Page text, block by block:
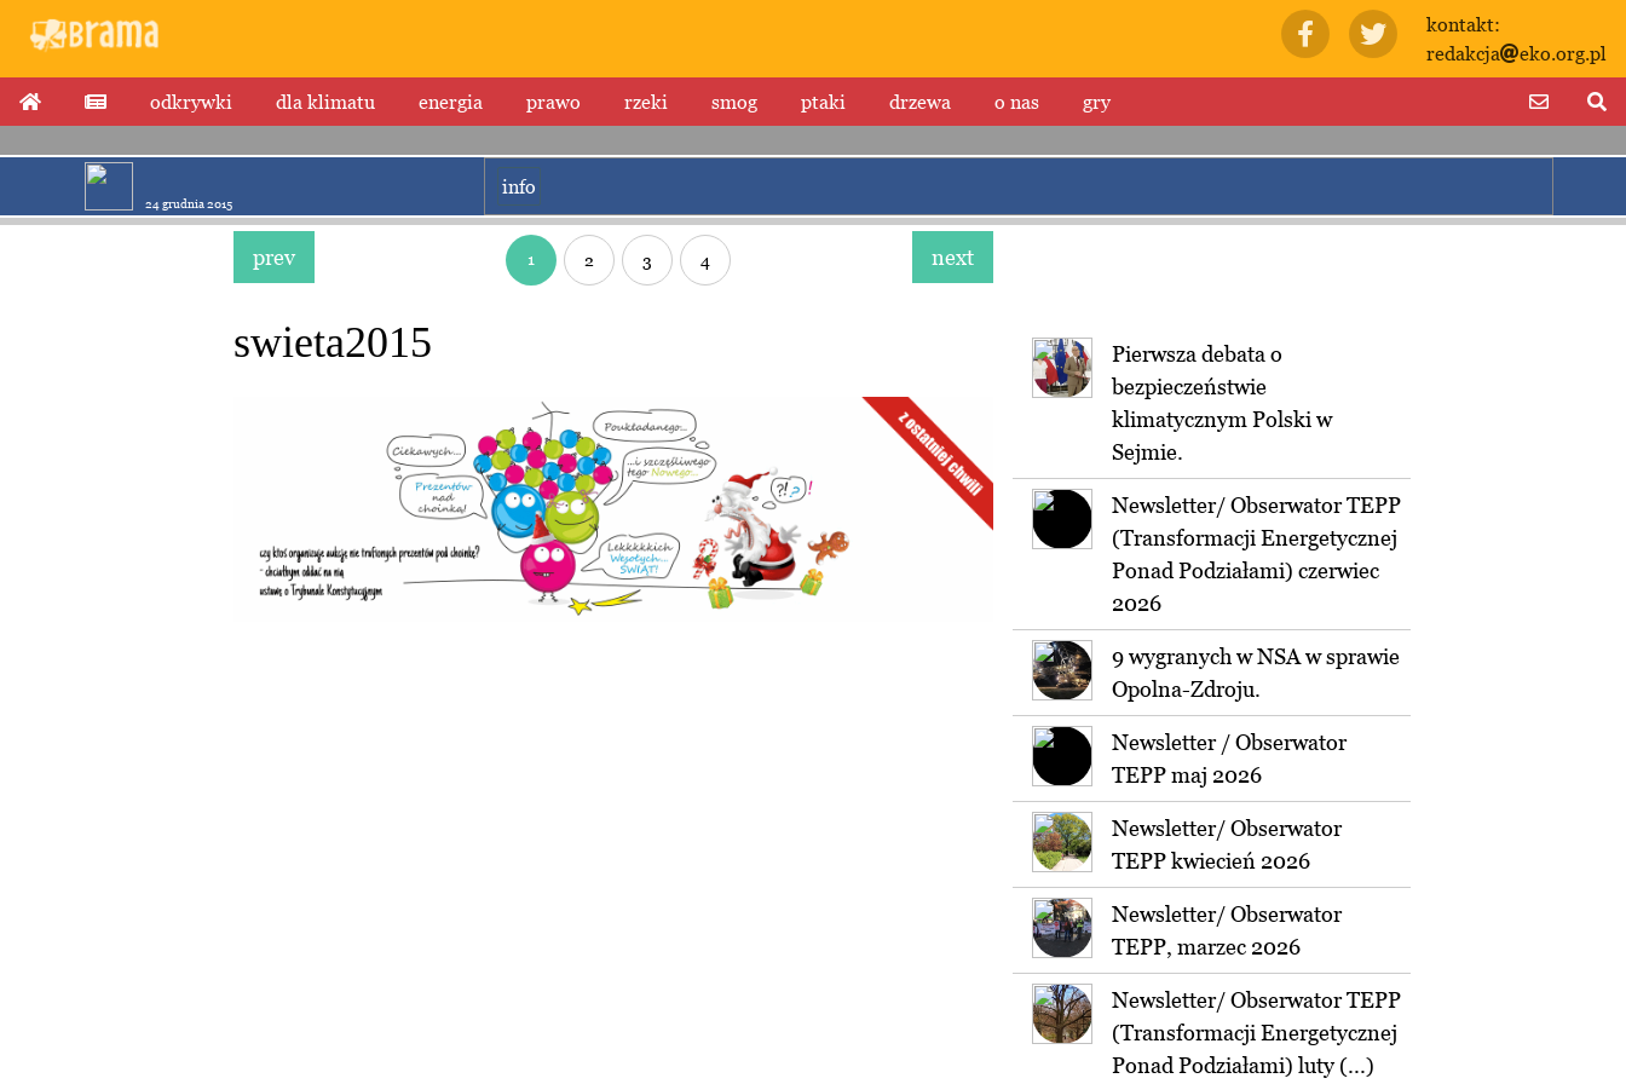
kontakt:
redakcja
eko.org.pl
odkrywki dla klimatu energia prawo rzeki smog ptaki drzewa o nas gry
24 grudnia 2015
info
prev 1 2 3 4 next
swieta2015
Pierwsza debata o
bezpieczeństwie
klimatycznym Polski w
Sejmie.
Newsletter/ Obserwator TEPP
(Transformacji Energetycznej
Ponad Podziałami) czerwiec
2026
9 wygranych w NSA w sprawie
Opolna-Zdroju.
Newsletter / Obserwator
TEPP maj 2026
Newsletter/ Obserwator
TEPP kwiecień 2026
Newsletter/ Obserwator
TEPP, marzec 2026
Newsletter/ Obserwator TEPP
(Transformacji Energetycznej
Ponad Podziałami) luty (...)